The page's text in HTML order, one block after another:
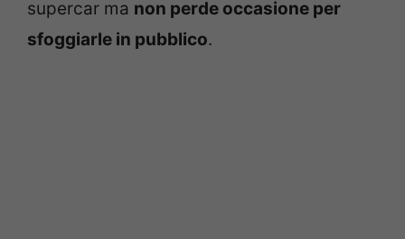
supercar ma non perde occasione per
sfoggiarle in pubblico.